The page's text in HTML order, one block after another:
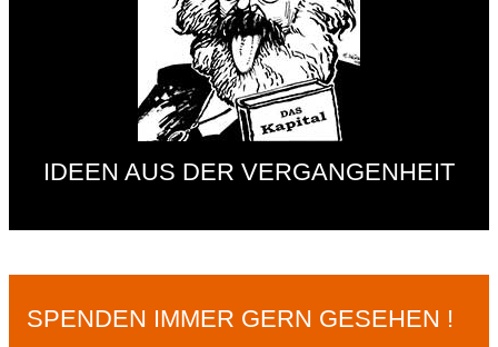
IDEEN AUS DER VERGANGENHEIT
SPENDEN IMMER GERN GESEHEN !